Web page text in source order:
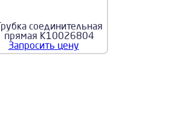
Трубка соединительная
прямая K10026804
Запросить цену